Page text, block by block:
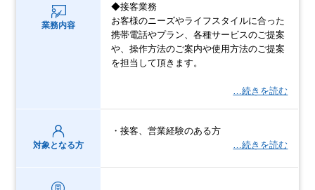
業務内容
◆接客業務
お客様のニーズやライフスタイルに合った
携帯電話やプラン、各種サービスのご提案
や、操作方法のご案内や使用方法のご提案
を担当して頂きます。
…続きを読む
対象となる方
・接客、営業経験のある方
…続きを読む